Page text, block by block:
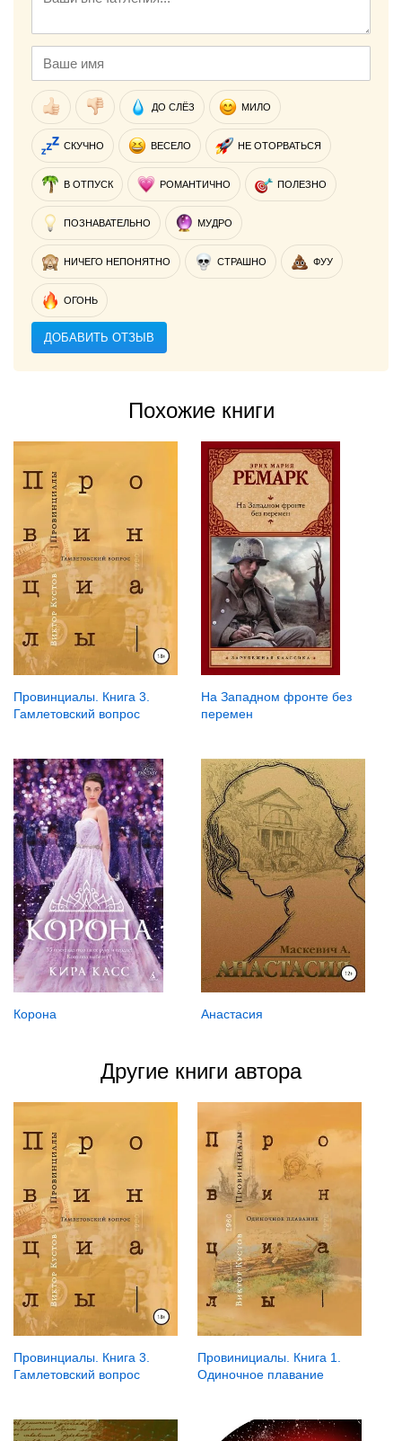
ДО СЛЁЗ МИЛО
СКУЧНО ВЕСЕЛО НЕ ОТОРВАТЬСЯ
В ОТПУСК РОМАНТИЧНО ПОЛЕЗНО
ПОЗНАВАТЕЛЬНО МУДРО
НИЧЕГО НЕПОНЯТНО СТРАШНО ФУУ
ОГОНЬ
ДОБАВИТЬ ОТЗЫВ
Похожие книги
Провинциалы. Книга 3.
Гамлетовский вопрос
На Западном фронте без
перемен
Корона Анастасия
Другие книги автора
Провинциалы. Книга 3.
Гамлетовский вопрос
Провинициалы. Книга 1.
Одиночное плавание